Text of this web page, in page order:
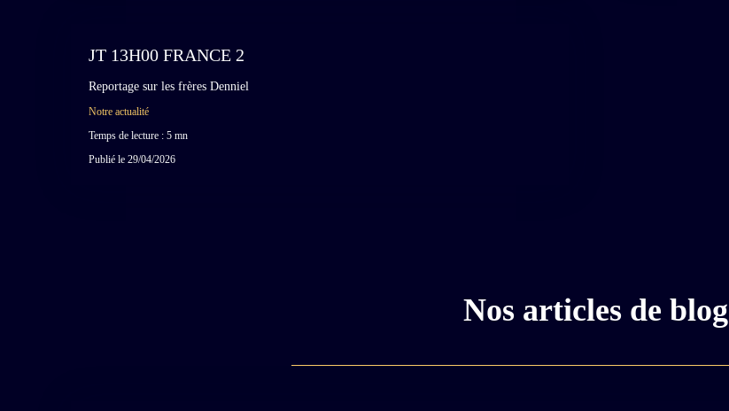
JT 13H00 FRANCE 2
Reportage sur les frères Denniel
Notre actualité
Temps de lecture : 5 mn
Publié le 29/04/2026
Nos articles de blog